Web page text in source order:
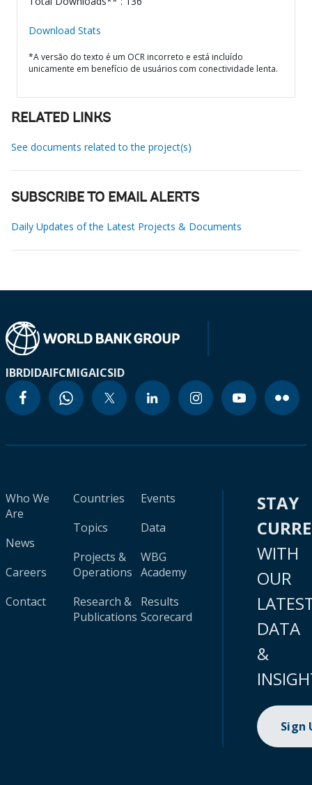
Download Stats
*A versão do texto é um OCR incorreto e está incluído
unicamente em benefício de usuários com conectividade lenta.
RELATED LINKS
See documents related to the project(s)
SUBSCRIBE TO EMAIL ALERTS
Daily Updates of the Latest Projects & Documents
IBRDIDAIFCMIGAICSID
Who We
Are
News
Careers
Contact
Countries
Topics
Projects &
Operations
Research &
Publications
Events
Data
WBG
Academy
Results
Scorecard
STAY
WITH
OUR
DATA
&
Sign